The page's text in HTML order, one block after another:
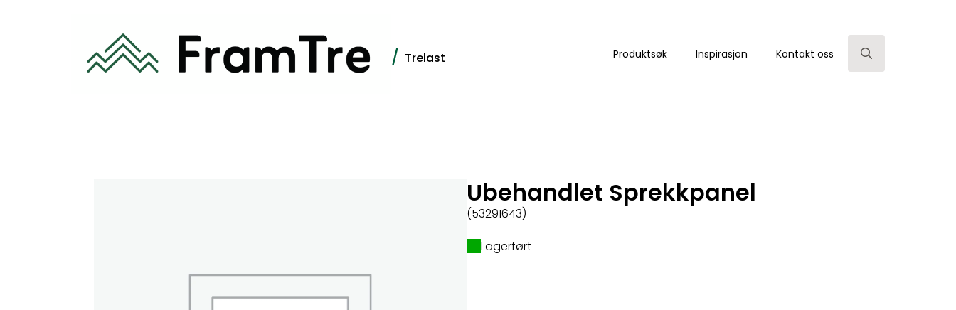
/ Trelast Produktsøk Inspirasjon Kontakt oss
Ubehandlet Sprekkpanel
(53291643)
Lagerført